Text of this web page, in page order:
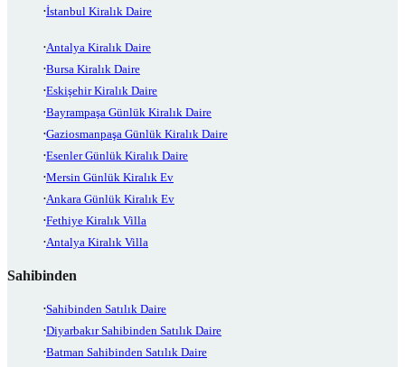
İstanbul Kiralık Daire
Antalya Kiralık Daire
Bursa Kiralık Daire
Eskişehir Kiralık Daire
Bayrampaşa Günlük Kiralık Daire
Gaziosmanpaşa Günlük Kiralık Daire
Esenler Günlük Kiralık Daire
Mersin Günlük Kiralık Ev
Ankara Günlük Kiralık Ev
Fethiye Kiralık Villa
Antalya Kiralık Villa
Sahibinden
Sahibinden Satılık Daire
Diyarbakır Sahibinden Satılık Daire
Batman Sahibinden Satılık Daire